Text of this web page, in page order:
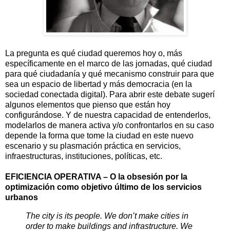
La pregunta es qué ciudad queremos hoy o, más
específicamente en el marco de las jornadas, qué ciudad
para qué ciudadanía y qué mecanismo construir para que
sea un espacio de libertad y más democracia (en la
sociedad conectada digital). Para abrir este debate sugerí
algunos elementos que pienso que están hoy
configurándose. Y de nuestra capacidad de entenderlos,
modelarlos de manera activa y/o confrontarlos en su caso
depende la forma que tome la ciudad en este nuevo
escenario y su plasmación práctica en servicios,
infraestructuras, instituciones, políticas, etc.
EFICIENCIA OPERATIVA – O la obsesión por la
optimización como objetivo último de los servicios
urbanos
The city is its people. We don’t make cities in
order to make buildings and infrastructure. We